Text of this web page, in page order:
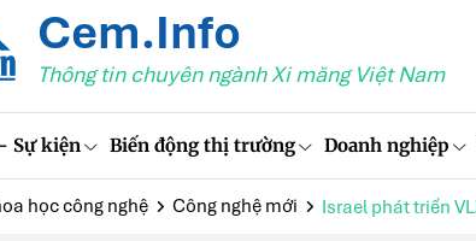
Cem.Info
Thông tin chuyên ngành Xi măng Việt Nam
Sự kiện Biến động thị trường Doanh nghiệp
học công nghệ Công nghệ mới Israel phát triển